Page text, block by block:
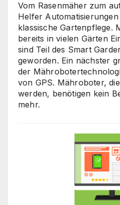
Vom Rasenmäher zum
Helfer
klassische Gartenpflege.
bereits in vielen Gärten
sind Teil des Smart
geworden. Ein nächster
der
von GPS. Mähroboter,
werden, benötigen kein
mehr.